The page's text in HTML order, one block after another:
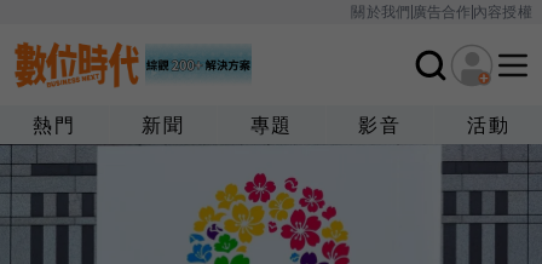
關於我們廣告合作內容授權
熱門 新聞 專題 影音 活動